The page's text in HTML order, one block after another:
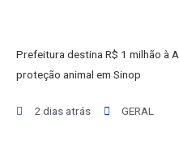
Prefeitura destina R$ 1 milhão à
proteção animal em Sinop
2 dias atrás GERAL